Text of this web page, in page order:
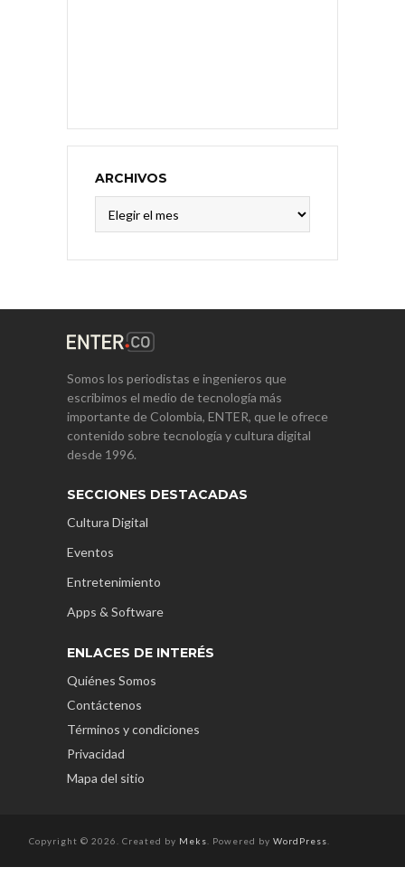
ARCHIVOS
Somos los periodistas e ingenieros que
escribimos el medio de tecnología más
importante de Colombia, ENTER, que le ofrece
contenido sobre tecnología y cultura digital
desde 1996.
SECCIONES DESTACADAS
Cultura Digital
Eventos
Entretenimiento
Apps & Software
ENLACES DE INTERÉS
Quiénes Somos
Contáctenos
Términos y condiciones
Privacidad
Mapa del sitio
Copyright © 2026. Created by Meks . Powered by WordPress